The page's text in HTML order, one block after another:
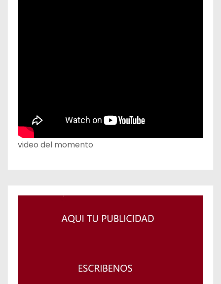
video del momento